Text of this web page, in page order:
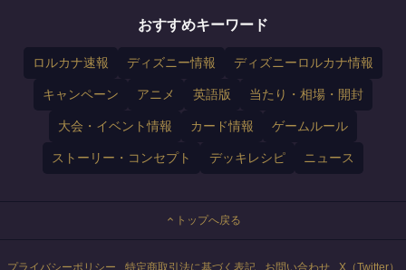
おすすめキーワード
ロルカナ速報 ディズニー情報 ディズニーロルカナ情報
キャンペーン アニメ 英語版 当たり・相場・開封
大会・イベント情報 カード情報 ゲームルール
ストーリー・コンセプト デッキレシピ ニュース
トップへ戻る
プライバシーポリシー 特定商取引法に基づく表記 お問い合わせ X（Twitter）